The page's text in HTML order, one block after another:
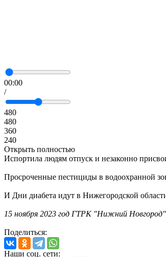
00:00
/
480
480
360
240
Открыть полностью
Испортила людям отпуск и незаконно
Просроченные пестициды в водоохранной
И Дни диабета идут в Нижегородской
15 ноября 2023 год ГТРК "Нижний Новгород"
Поделиться:
Наши соц. сети: